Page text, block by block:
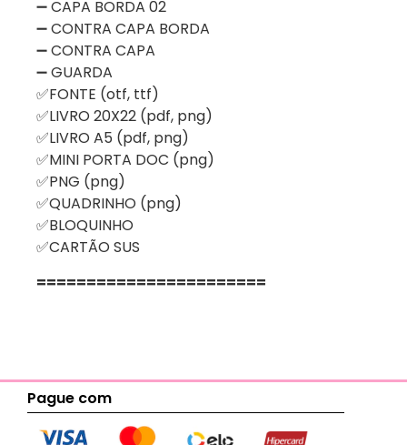
➖ CAPA BORDA 02
➖ CONTRA CAPA BORDA
➖ CONTRA CAPA
➖ GUARDA
✅FONTE (otf, ttf)
✅LIVRO 20X22 (pdf, png)
✅LIVRO A5 (pdf, png)
✅MINI PORTA DOC (png)
✅PNG (png)
✅QUADRINHO (png)
✅BLOQUINHO
✅CARTÃO SUS
=======================
Pague com